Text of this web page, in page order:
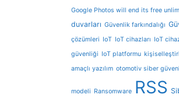
Google Photos will end its free
duvarları Güvenlik farkındalığı
çözümleri IoT IoT cihazları IoT
güvenliği IoT platformu
amaçlı yazılım otomotiv siber
modeli Ransomware RSS